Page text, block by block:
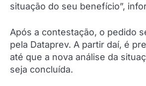
situação do seu benefício”,
Após a contestação, o pedido
pela Dataprev. A partir daí, é
até que a nova análise da
seja concluída.